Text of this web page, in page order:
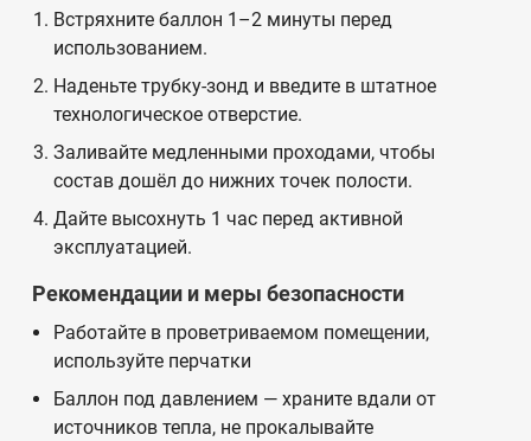
Встряхните баллон 1–2 минуты перед
использованием.
Наденьте трубку-зонд и введите в штатное
технологическое отверстие.
Заливайте медленными проходами, чтобы
состав дошёл до нижних точек полости.
Дайте высохнуть 1 час перед активной
эксплуатацией.
Рекомендации и меры безопасности
Работайте в проветриваемом помещении,
используйте перчатки
Баллон под давлением — храните вдали от
источников тепла, не прокалывайте